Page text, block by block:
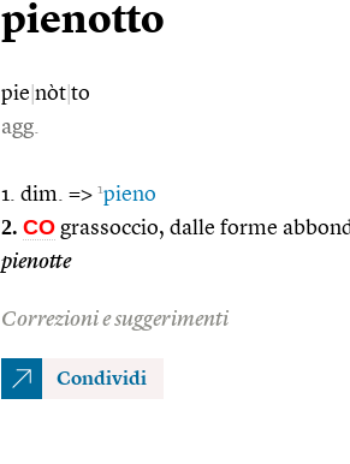
pienotto
pie nòt to
agg.
1. dim. => 1pieno
2. CO grassoccio, dalle forme
pienotte
Correzioni e suggerimenti
Condividi